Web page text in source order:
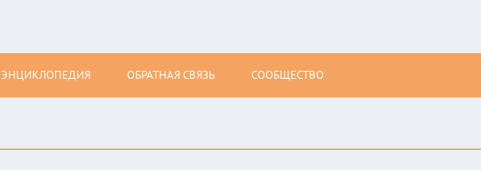
ЭНЦИКЛОПЕДИЯ ОБРАТНАЯ СВЯЗЬ СООБЩЕСТВО